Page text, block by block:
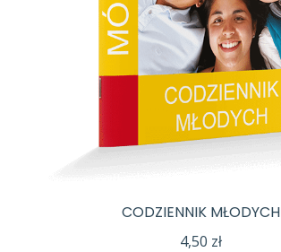
CODZIENNIK MŁODYCH
4,50 zł